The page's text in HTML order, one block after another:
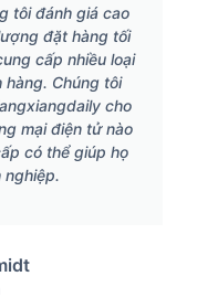
tôi đánh giá cao
đặt hàng tối
cấp nhiều loại
hàng. Chúng tôi
cho
mại điện tử nào
có thể giúp họ
nghiệp.